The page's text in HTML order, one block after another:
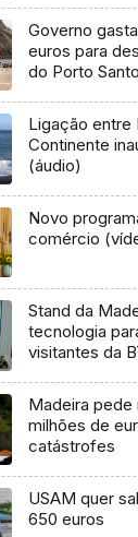
Governo
euros para
do Porto
Ligação entre
Continente
(áudio)
Novo
comércio
Stand da
tecnologia
visitantes da
Madeira
milhões de
catástrofes
USAM quer
650 euros